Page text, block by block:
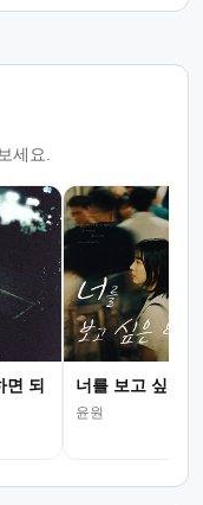
세요.
면 되
너를 보고 싶은
윤원